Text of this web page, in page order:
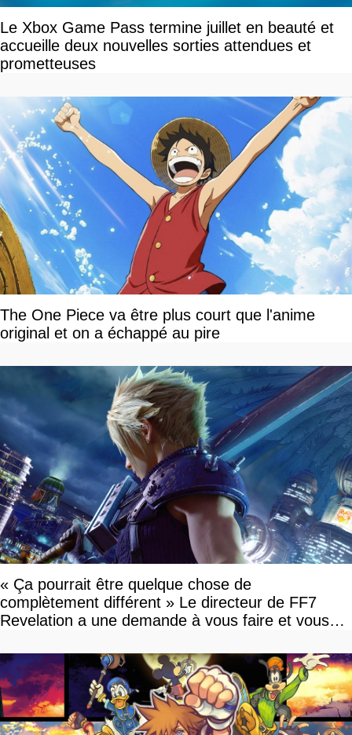
Le Xbox Game Pass termine juillet en beauté et
accueille deux nouvelles sorties attendues et
prometteuses
The One Piece va être plus court que l'anime
original et on a échappé au pire
« Ça pourrait être quelque chose de
complètement différent » Le directeur de FF7
Revelation a une demande à vous faire et vous